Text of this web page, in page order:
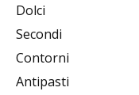
Dolci
Secondi
Contorni
Antipasti